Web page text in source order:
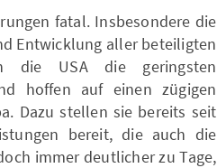
fatal. Insbesondere die
Entwicklung aller beteiligten
die USA die geringsten
hoffen auf einen zügigen
Dazu stellen sie bereits seit
bereit, die auch die
immer deutlicher zu Tage,